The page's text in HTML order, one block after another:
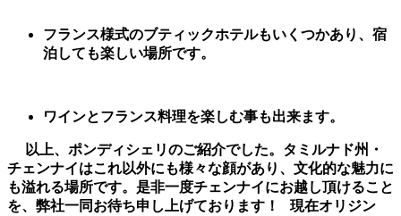
フランス様式のブティックホテルもいくつかあり、宿
泊しても楽しい場所です。
ワインとフランス料理を楽しむ事も出来ます。
以上、ポンディシェリのご紹介でした。 タミルナド州・
チェンナイはこれ以外にも様々な顔があり、文化的な魅力に
も溢れる場所です。是非一度チェンナイにお越し頂けること
を、弊社一同お待ち申し上げております！
現在オリジン